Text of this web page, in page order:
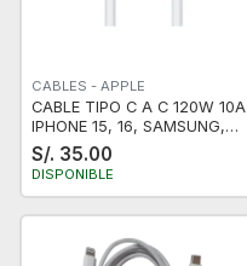
CABLES - APPLE
CABLE TIPO C A C 120W 10A
IPHONE 15, 16, SAMSUNG,
HUAWEI 2M BLANCO
S/. 35.00
DISPONIBLE